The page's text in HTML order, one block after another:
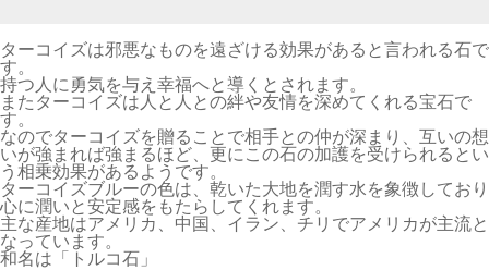
ターコイズは邪悪なものを遠ざける効果があると言われる石で
す。
持つ人に勇気を与え幸福へと導くとされます。
またターコイズは人と人との絆や友情を深めてくれる宝石で
す。
なのでターコイズを贈ることで相手との仲が深まり、互いの想
いが強まれば強まるほど、更にこの石の加護を受けられるとい
う相乗効果があるようです。
ターコイズブルーの色は、乾いた大地を潤す水を象徴しており
心に潤いと安定感をもたらしてくれます。
主な産地はアメリカ、中国、イラン、チリでアメリカが主流と
なっています。
和名は「トルコ石」